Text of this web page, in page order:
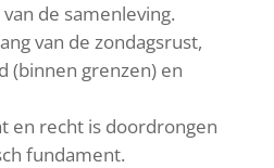
de samenleving.
van de zondagsrust,
(binnen grenzen) en
en recht is doordrongen
fundament.